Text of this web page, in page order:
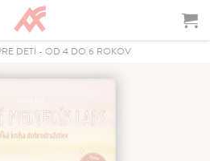
DETI - OD 4 DO 6 ROKOV